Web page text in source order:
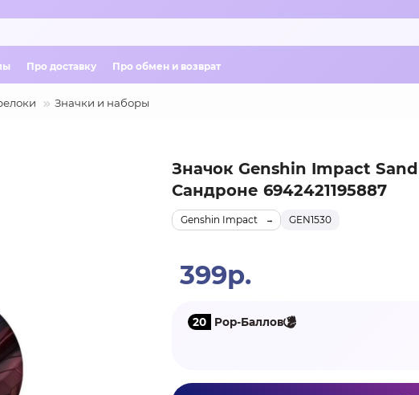
Про доставку Про обмен и возврат
Значки и наборы
Значок Genshin Impact
Сандроне 6942421195887
GEN1530
Genshin Impact
399р.
20 Pop-Баллов